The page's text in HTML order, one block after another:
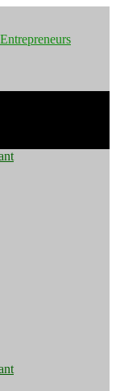
Pourquoi